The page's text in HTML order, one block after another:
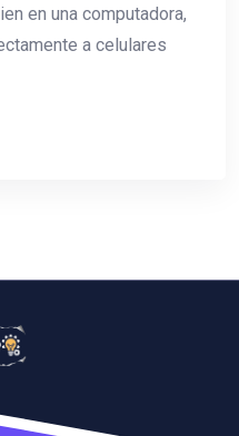
en una computadora,
a celulares